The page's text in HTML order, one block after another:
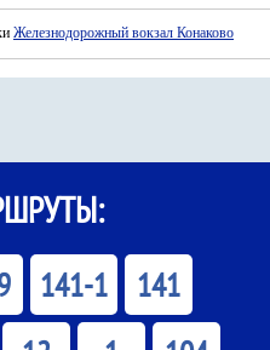
Железнодорожный вокзал Конаково
141-1
141